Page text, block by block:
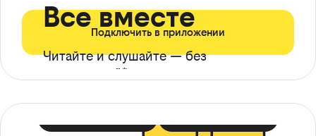
Все вместе
Читайте и слушайте — без
ограничений*
Подключить в приложении